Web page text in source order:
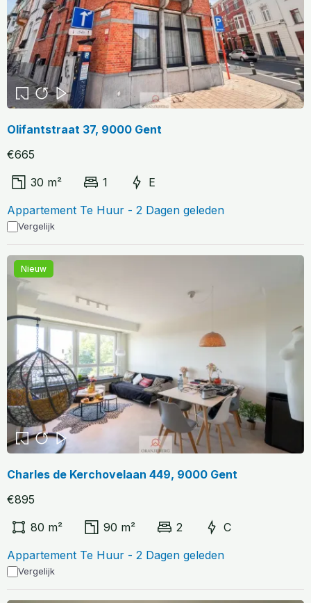
Olifantstraat 37, 9000 Gent
€665
30 m²
1
E
Appartement Te Huur - 2 Dagen geleden
Vergelijk
Nieuw
Charles de Kerchovelaan 449, 9000 Gent
€895
80 m²
90 m² 2
C
Appartement Te Huur - 2 Dagen geleden
Vergelijk